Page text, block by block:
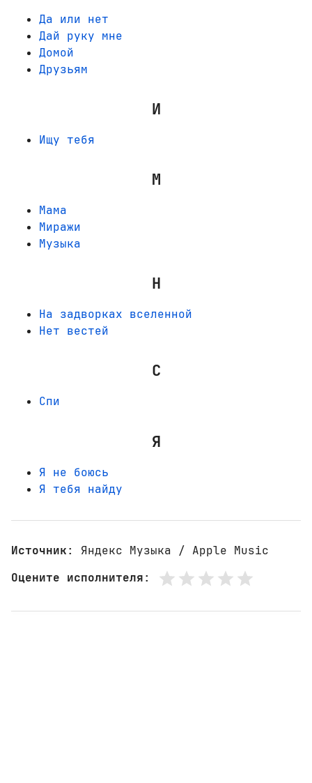
Да или нет
Дай руку мне
Домой
Друзьям
И
Ищу тебя
М
Мама
Миражи
Музыка
Н
На задворках вселенной
Нет вестей
С
Спи
Я
Я не боюсь
Я тебя найду
Источник: Яндекс Музыка / Apple Music
Оцените исполнителя: